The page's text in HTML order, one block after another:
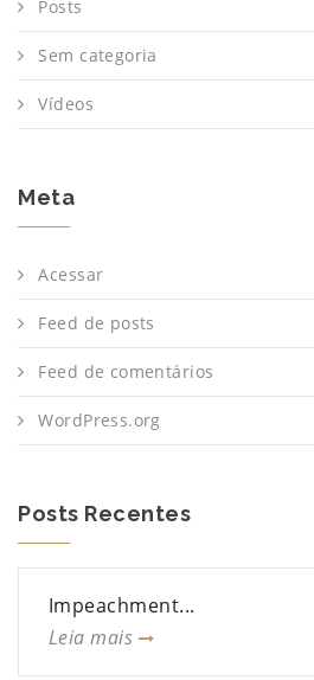
Posts
Sem categoria
Vídeos
Meta
Acessar
Feed de posts
Feed de comentários
WordPress.org
Posts Recentes
Impeachment...
Leia mais